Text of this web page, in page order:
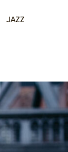
JAZZ